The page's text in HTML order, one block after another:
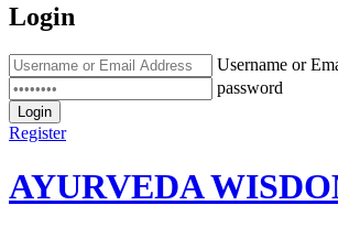
Login
Username or
password
Login
Register
AYURVEDA